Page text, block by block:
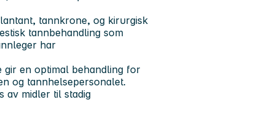
tannkrone, og kirurgisk
tannbehandling som
har
gir en optimal behandling for
og tannhelsepersonalet.
av midler til stadig